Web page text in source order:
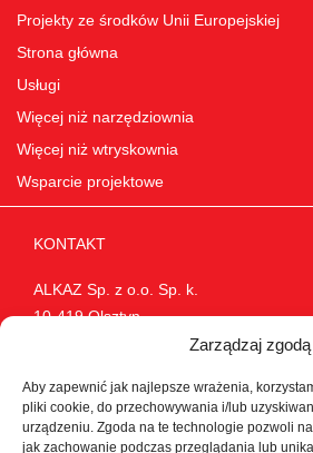
Zarządzaj zgodą
Aby zapewnić jak najlepsze wrażenia,
pliki cookie, do przechowywania i/lub
urządzeniu. Zgoda na te technologie pozwoli
jak zachowanie podczas przeglądania lub
Projekty ze środków Unii Europejskiej
Strona główna
Usługi
Więcej niż narzędziownia
Więcej niż wtryskownia
Wsparcie projektowe
KONTAKT
ALKAZ Sp. z o.o. Sp. k.
10-419 Olsztyn
Tel.:0048 89 533 32 32
E-mail:plastics@alkaz.pl